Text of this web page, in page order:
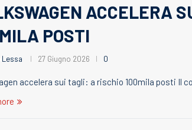
ACCELERA
POSTI
Lessa 27 Giugno 2026 0
accelera sui tagli: a rischio 100mila posti Il